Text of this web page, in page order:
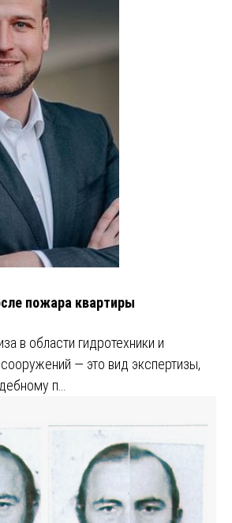
пожара квартиры
в области гидротехники и
— это вид экспертизы,
п…